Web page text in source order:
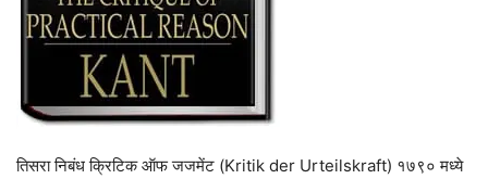
तिसरा निबंध क्रिटिक ऑफ जजमेंट (Kritik der Urteilskraft) १७९० मध्ये